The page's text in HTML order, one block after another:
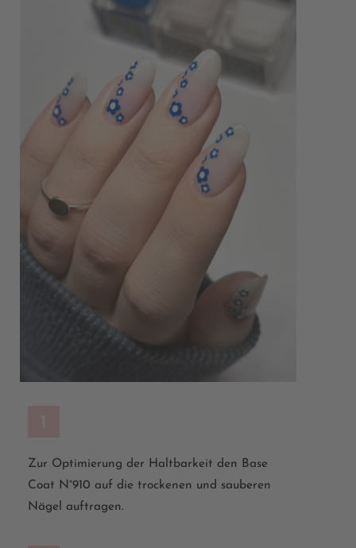
Zur Optimierung der Haltbarkeit den Base
Coat N°910 auf die trockenen und sauberen
Nägel auftragen.